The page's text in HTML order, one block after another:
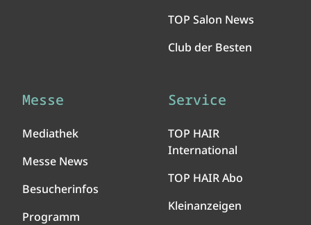
TOP Salon News
Club der Besten
Messe
Mediathek
Messe News
Besucherinfos
Programm
Service
TOP HAIR
International
TOP HAIR Abo
Kleinanzeigen